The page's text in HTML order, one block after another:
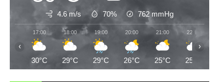
4.6 m/s 70% 762 mmHg
17:00
30°C
18:00
29°C
19:00
29°C
20:00
26°C
21:00
25°C
22:00
25°C
‹ ›